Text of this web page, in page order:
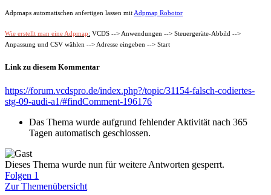
Adpmaps automatischen anfertigen lassen mit Adpmap Robotor
Wie erstellt man eine Adpmap: VCDS --> Anwendungen --> Steuergeräte-Abbild -->
Anpassung und CSV wählen --> Adresse eingeben --> Start
Link zu diesem Kommentar
https://forum.vcdspro.de/index.php?/topic/31154-falsch-codiertes-
stg-09-audi-a1/#findComment-196176
Das Thema wurde aufgrund fehlender Aktivität nach 365
Tagen automatisch geschlossen.
Dieses Thema wurde nun für weitere Antworten gesperrt.
Folgen 1
Zur Themenübersicht